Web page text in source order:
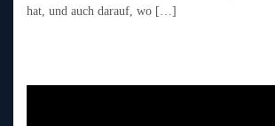
hat, und auch darauf, wo […]